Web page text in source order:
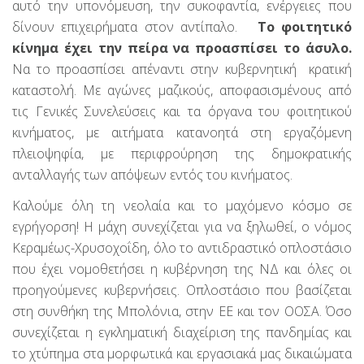
αυτό την υπονόμευση, την συκοφαντία, ενέργειες που
δίνουν επιχειρήματα στον αντίπαλο. Το φοιτητικό
κίνημα έχει την πείρα να προασπίσει το άσυλο.
Να το προασπίσει απέναντι στην κυβερνητική κρατική
καταστολή. Με αγώνες μαζικούς, αποφασισμένους από
τις Γενικές Συνελεύσεις και τα όργανα του φοιτητικού
κινήματος, με αιτήματα κατανοητά στη εργαζόμενη
πλειοψηφία, με περιφρούρηση της δημοκρατικής
ανταλλαγής των απόψεων εντός του κινήματος.
Καλούμε όλη τη νεολαία και το μαχόμενο κόσμο σε
εγρήγορση! Η μάχη συνεχίζεται για να ξηλωθεί, ο νόμος
Κεραμέως-Χρυσοχοΐδη, όλο το αντιδραστικό οπλοστάσιο
που έχει νομοθετήσει η κυβέρνηση της ΝΔ και όλες οι
προηγούμενες κυβερνήσεις. Οπλοστάσιο που βασίζεται
στη συνθήκη της Μπολόνια, στην ΕΕ και τον ΟΟΣΑ. Όσο
συνεχίζεται η εγκληματική διαχείριση της πανδημίας και
το χτύπημα στα μορφωτικά και εργασιακά μας δικαιώματα